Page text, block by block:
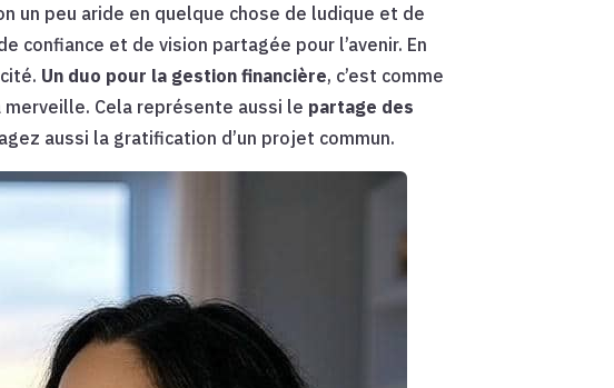
un peu aride en quelque chose de ludique et de
confiance et de vision partagée pour l’avenir. En
Un duo pour la gestion financière, c’est comme
Cela représente aussi le partage des
aussi la gratification d’un projet commun.